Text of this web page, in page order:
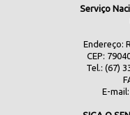
Serviço
Endereço:
CEP:
Tel.: (67)
E-mail: